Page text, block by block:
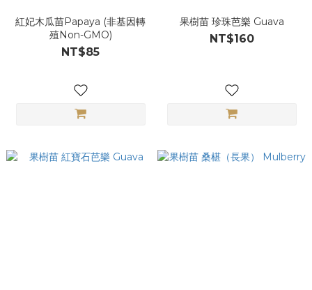
紅妃木瓜苗Papaya (非基因轉
殖Non-GMO)
NT$85
果樹苗 珍珠芭樂 Guava
NT$160